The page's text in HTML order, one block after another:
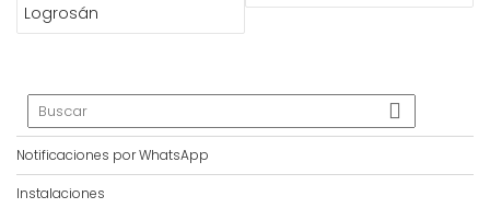
Logrosán
Notificaciones por WhatsApp
Instalaciones